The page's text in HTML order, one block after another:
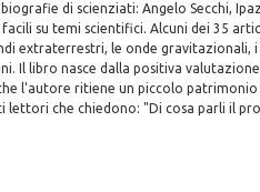
di scienziati: Angelo Secchi,
su temi scientifici. Alcuni dei 35
extraterrestri, le onde gravitazionali,
Il libro nasce dalla positiva
l'autore ritiene un piccolo
che chiedono: "Di cosa parli il